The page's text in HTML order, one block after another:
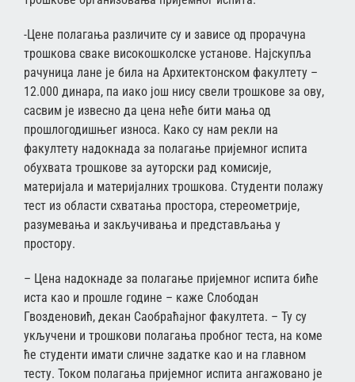
-Цене полагања различите су и зависе од прорачуна
трошкова сваке високошколске установе. Најскупља
рачуница лане је била на Архитектонском факултету –
12.000 динара, па иако још нису свели трошкове за ову,
сасвим је извесно да цена неће бити мања од
прошлогодишњег износа. Како су нам рекли на
факултету надокнада за полагање пријемног испита
обухвата трошкове за ауторски рад комисије,
материјала и материјалних трошкова. Студенти полажу
тест из области схватања простора, стереометрије,
разумевања и закључивања и представљања у
простору.
– Цена надокнаде за полагање пријемног испита биће
иста као и прошле године – каже Слободан
Гвозденовић, декан Саобраћајног факултета. – Ту су
укључени и трошкови полагања пробног теста, на коме
ће студенти имати сличне задатке као и на главном
тесту. Током полагања пријемног испита ангажовано је